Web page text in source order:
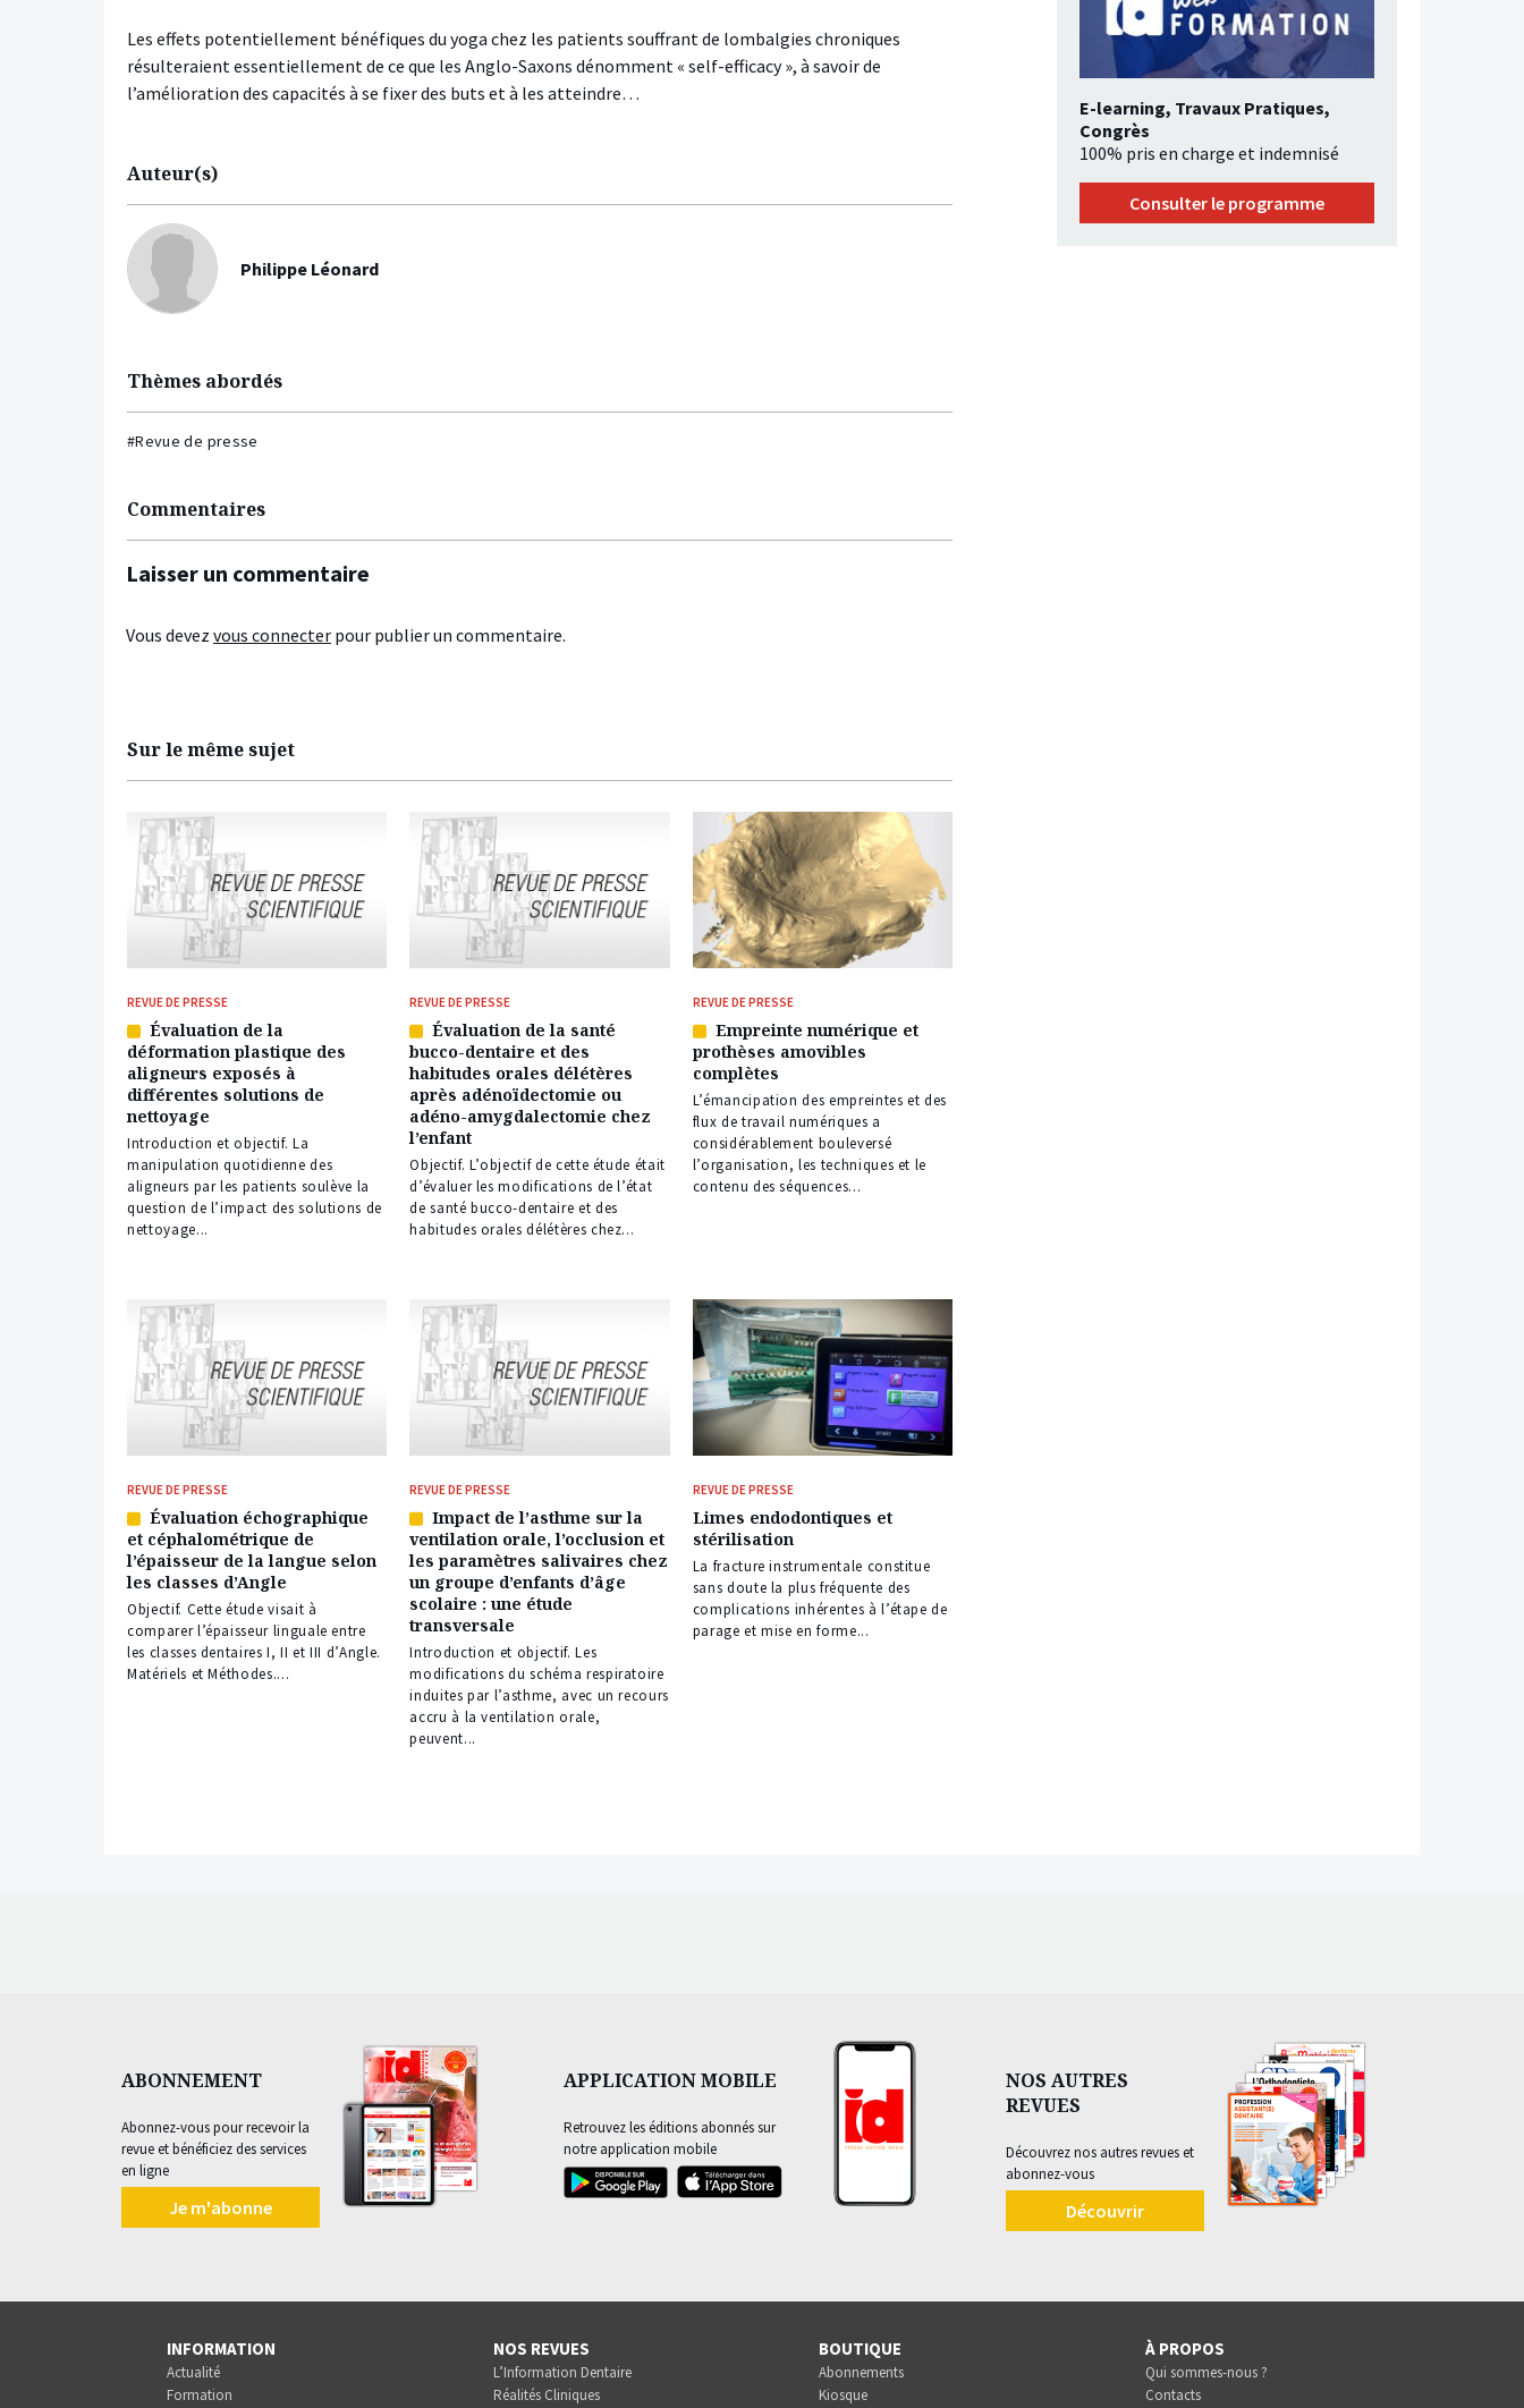
Les effets potentiellement bénéfiques du yoga chez les patients souffrant de lombalgies chroniques
résulteraient essentiellement de ce que les Anglo-Saxons dénomment « self-efficacy », à savoir de
l’amélioration des capacités à se fixer des buts et à les atteindre…
Auteur(s)
Philippe Léonard
Thèmes abordés
#Revue de presse
Commentaires
Laisser un commentaire
Vous devez vous connecter pour publier un commentaire.
Sur le même sujet
REVUE DE PRESSE
Article
réservé
à
nos
abonnés
Évaluation de la
déformation plastique des
aligneurs exposés à
différentes solutions de
nettoyage
Introduction et objectif. La
manipulation quotidienne des
aligneurs par les patients soulève la
question de l’impact des solutions de
nettoyage...
REVUE DE PRESSE
Article
réservé
à
nos
abonnés
Évaluation de la santé
bucco-dentaire et des
habitudes orales délétères
après adénoïdectomie ou
adéno-amygdalectomie chez
l’enfant
Objectif. L’objectif de cette étude était
d’évaluer les modifications de l’état
de santé bucco-dentaire et des
habitudes orales délétères chez...
REVUE DE PRESSE
Article
réservé
à
nos
abonnés
Empreinte numérique et
prothèses amovibles
complètes
L’émancipation des empreintes et des
flux de travail numériques a
considérablement bouleversé
l’organisation, les techniques et le
contenu des séquences...
REVUE DE PRESSE
Article
réservé
à
nos
abonnés
Évaluation échographique
et céphalométrique de
l’épaisseur de la langue selon
les classes d’Angle
Objectif. Cette étude visait à
comparer l’épaisseur linguale entre
les classes dentaires I, II et III d’Angle.
Matériels et Méthodes....
REVUE DE PRESSE
Article
réservé
à
nos
abonnés
Impact de l’asthme sur la
ventilation orale, l’occlusion et
les paramètres salivaires chez
un groupe d’enfants d’âge
scolaire : une étude
transversale
Introduction et objectif. Les
modifications du schéma respiratoire
induites par l’asthme, avec un recours
accru à la ventilation orale,
peuvent...
REVUE DE PRESSE
Limes endodontiques et
stérilisation
La fracture instrumentale constitue
sans doute la plus fréquente des
complications inhérentes à l’étape de
parage et mise en forme...
E-learning, Travaux Pratiques,
Congrès
100% pris en charge et indemnisé
Consulter le programme
ABONNEMENT
Abonnez-vous pour recevoir la
revue et bénéficiez des services
en ligne
Je m'abonne
APPLICATION MOBILE
Retrouvez les éditions abonnés sur
notre application mobile
NOS AUTRES
REVUES
Découvrez nos autres revues et
abonnez-vous
Découvrir
INFORMATION
Actualité
Formation
NOS REVUES
L’Information Dentaire
Réalités Cliniques
BOUTIQUE
Abonnements
Kiosque
À PROPOS
Qui sommes-nous ?
Contacts